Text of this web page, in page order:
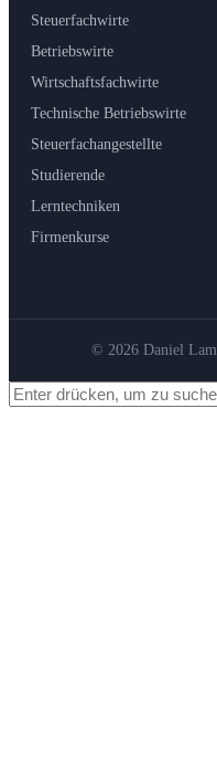
Steuerfachwirte
Betriebswirte
Wirtschaftsfachwirte
Technische Betriebswirte
Steuerfachangestellte
Studierende
Lerntechniken
Firmenkurse
© 2026 Daniel